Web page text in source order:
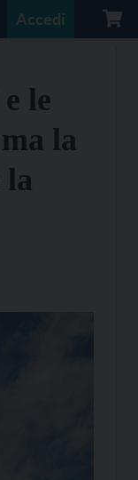
Accedi
le
la
la